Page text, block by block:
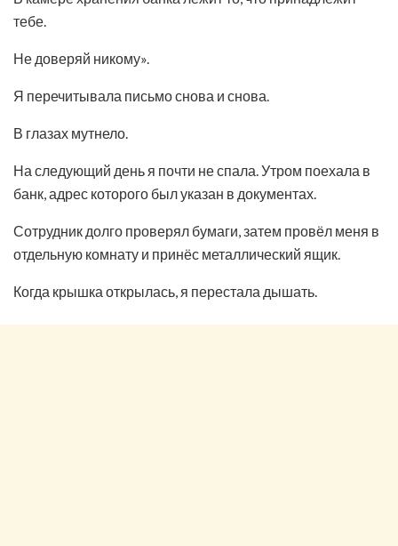
тебе.
Не доверяй никому».
Я перечитывала письмо снова и снова.
В глазах мутнело.
На следующий день я почти не спала. Утром поехала в
банк, адрес которого был указан в документах.
Сотрудник долго проверял бумаги, затем провёл меня в
отдельную комнату и принёс металлический ящик.
Когда крышка открылась, я перестала дышать.